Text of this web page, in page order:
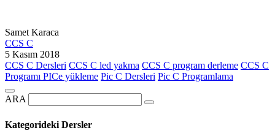
Samet Karaca
CCS C
5 Kasım 2018
CCS C Dersleri CCS C led yakma CCS C program derleme CCS C
Programı PICe yükleme Pic C Dersleri Pic C Programlama
ARA
Kategorideki Dersler